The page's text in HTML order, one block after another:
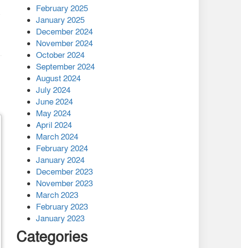
এক বিলিয়ন ডলার বিনিয়োগ
হবে আনোয়ারায়
বান্দরবানে বন্যায় ক্ষতিগ্রস্তদের
মাঝে সহায়তা দিলেন সাচিং প্রু
জেরী
February 2025
January 2025
December 2024
November 2024
October 2024
September 2024
August 2024
July 2024
June 2024
May 2024
April 2024
March 2024
February 2024
January 2024
December 2023
November 2023
March 2023
February 2023
January 2023
Categories